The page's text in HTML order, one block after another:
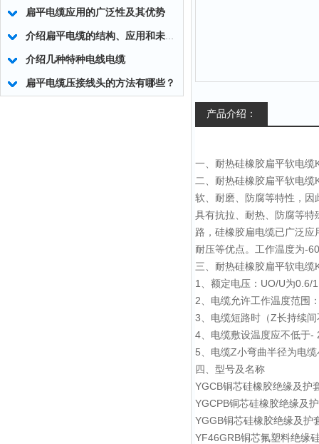
扁平电缆应用的广泛性及其优势
介绍扁平电缆的结构、应用和未来的发展趋势
介绍几种特种电线电缆
扁平电缆压接线头的方法有哪些？
产品介绍：
一、耐热硅橡胶扁平软电
二、耐热硅橡胶扁平软电
软、耐磨、防腐等特性，
具有抗拉、耐热、防腐等
路，硅橡胶扁电缆已广泛
耐压等优点。工作温度为-
三、耐热硅橡胶扁平软电
1、额定电压：UO/U为0.6/
2、电缆允许工作温度范
3、电缆短路时（Z长持续
4、电缆敷设温度应不低于
5、电缆Z小弯曲半径为电
四、型号及名称
YGCB铜芯硅橡胶绝缘及护
YGCPB铜芯硅橡胶绝缘及
YGGB铜芯硅橡胶绝缘及护
YF46GRB铜芯氟塑料绝缘